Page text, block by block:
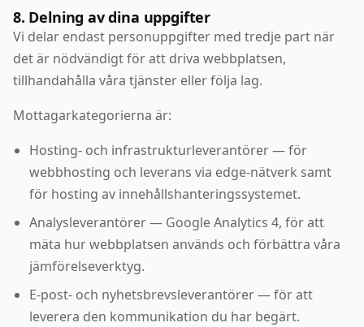
8. Delning av dina uppgifter
Vi delar endast personuppgifter med tredje part när
det är nödvändigt för att driva webbplatsen,
tillhandahålla våra tjänster eller följa lag.
Mottagarkategorierna är:
Hosting- och infrastrukturleverantörer — för
webbhosting och leverans via edge-nätverk samt
för hosting av innehållshanteringssystemet.
Analysleverantörer — Google Analytics 4, för att
mäta hur webbplatsen används och förbättra våra
jämförelseverktyg.
E-post- och nyhetsbrevsleverantörer — för att
leverera den kommunikation du har begärt.